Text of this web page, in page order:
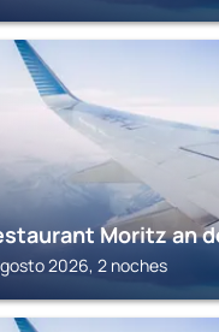
Moritz an
2026, 2 noches